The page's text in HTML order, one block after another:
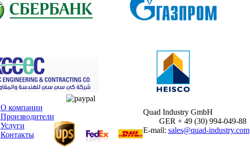
О компании
Производители
Услуги
Контакты
Quad Industry GmbH
GER + 49 (30) 994-049-88
E-mail: sales@quad-industry.com